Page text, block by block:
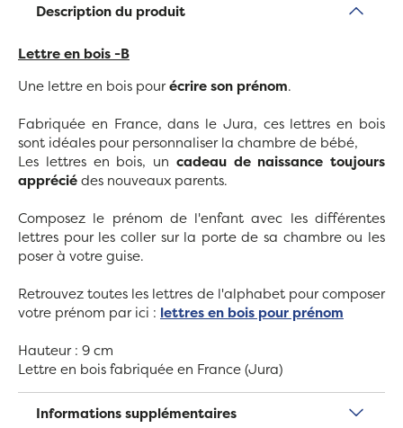
Description du produit
Lettre en bois -B
Une lettre en bois pourécrire son prénom.
Fabriquée en France, dans le Jura, ces lettres en bois
sont idéales pour personnaliser la chambre de bébé,
Les lettres en bois, un cadeau de naissance toujours
appréciédes nouveaux parents.
Composez le prénom de l'enfant avec les différentes
lettres pour les coller sur la porte de sa chambre ou les
poser à votre guise.
Retrouvez toutes les lettres de l'alphabet pour composer
votre prénom par ici : lettres en bois pour prénom
Hauteur : 9 cm
Lettre en bois fabriquée en France (Jura)
Informations supplémentaires